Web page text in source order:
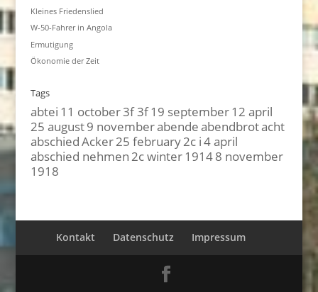
Kleines Friedenslied
W-50-Fahrer in Angola
Ermutigung
Ökonomie der Zeit
Tags
abtei 11 october3f 3f19 september12 april
25 august9 novemberabendeabendbrotacht
abschiedAcker25 february2c i4 april
abschied nehmen2c winter19148 november
1918
Kontakt Datenschutz Impressum